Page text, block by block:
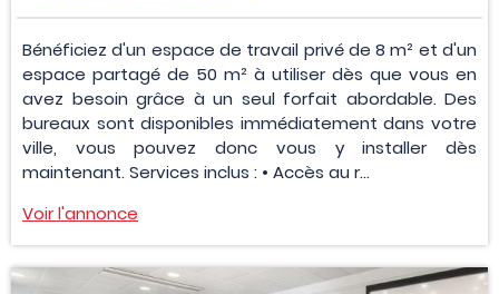
Bénéficiez d'un espace de travail privé de 8 m² et d'un
espace partagé de 50 m² à utiliser dès que vous en
avez besoin grâce à un seul forfait abordable. Des
bureaux sont disponibles immédiatement dans votre
ville, vous pouvez donc vous y installer dès
maintenant. Services inclus : • Accès au r...
Voir l'annonce